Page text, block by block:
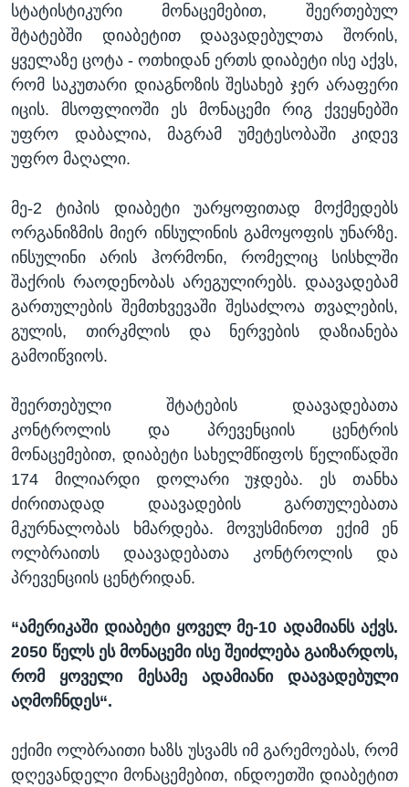
სტატისტიკური მონაცემებით, შეერთებულ
შტატებში დიაბეტით დაავადებულთა შორის,
ყველაზე ცოტა - ოთხიდან ერთს დიაბეტი ისე აქვს,
რომ საკუთარი დიაგნოზის შესახებ ჯერ არაფერი
იცის. მსოფლიოში ეს მონაცემი რიგ ქვეყნებში
უფრო დაბალია, მაგრამ უმეტესობაში კიდევ
უფრო მაღალი.
მე-2 ტიპის დიაბეტი უარყოფითად მოქმედებს
ორგანიზმის მიერ ინსულინის გამოყოფის უნარზე.
ინსულინი არის ჰორმონი, რომელიც სისხლში
შაქრის რაოდენობას არეგულირებს. დაავადებამ
გართულების შემთხვევაში შესაძლოა თვალების,
გულის, თირკმლის და ნერვების დაზიანება
გამოიწვიოს.
შეერთებული შტატების დაავადებათა
კონტროლის და პრევენციის ცენტრის
მონაცემებით, დიაბეტი სახელმწიფოს წელიწადში
174 მილიარდი დოლარი უჯდება. ეს თანხა
ძირითადად დაავადების გართულებათა
მკურნალობას ხმარდება. მოვუსმინოთ ექიმ ენ
ოლბრაითს დაავადებათა კონტროლის და
პრევენციის ცენტრიდან.
“ამერიკაში დიაბეტი ყოველ მე-10 ადამიანს აქვს.
2050 წელს ეს მონაცემი ისე შეიძლება გაიზარდოს,
რომ ყოველი მესამე ადამიანი დაავადებული
აღმოჩნდეს“.
ექიმი ოლბრაითი ხაზს უსვამს იმ გარემოებას, რომ
დღევანდელი მონაცემებით, ინდოეთში დიაბეტით